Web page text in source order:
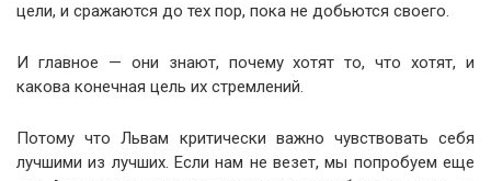
цели, и сражаются до тех пор, пока не добьются своего.
И главное — они знают, почему хотят то, что хотят, и
какова конечная цель их стремлений.
Потому что Львам критически важно чувствовать себя
лучшими из лучших. Если нам не везет, мы попробуем еще